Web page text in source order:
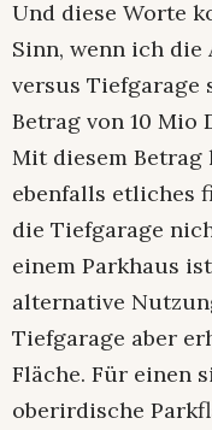
Und diese Worte
Sinn, wenn ich
versus Tiefgarage
Betrag von 10 Mio
Mit diesem
ebenfalls etliches
die Tiefgarage
einem Parkhaus
alternative
Tiefgarage aber
Fläche. Für einen
oberirdische